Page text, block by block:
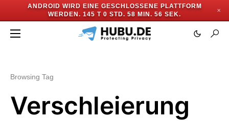
ANDROID WIRD EINE GESCHLOSSENE PLATTFORM
WERDEN. 145 T 0 STD. 58 MIN. 56 SEK.
✕
Browsing Tag
Verschleierung